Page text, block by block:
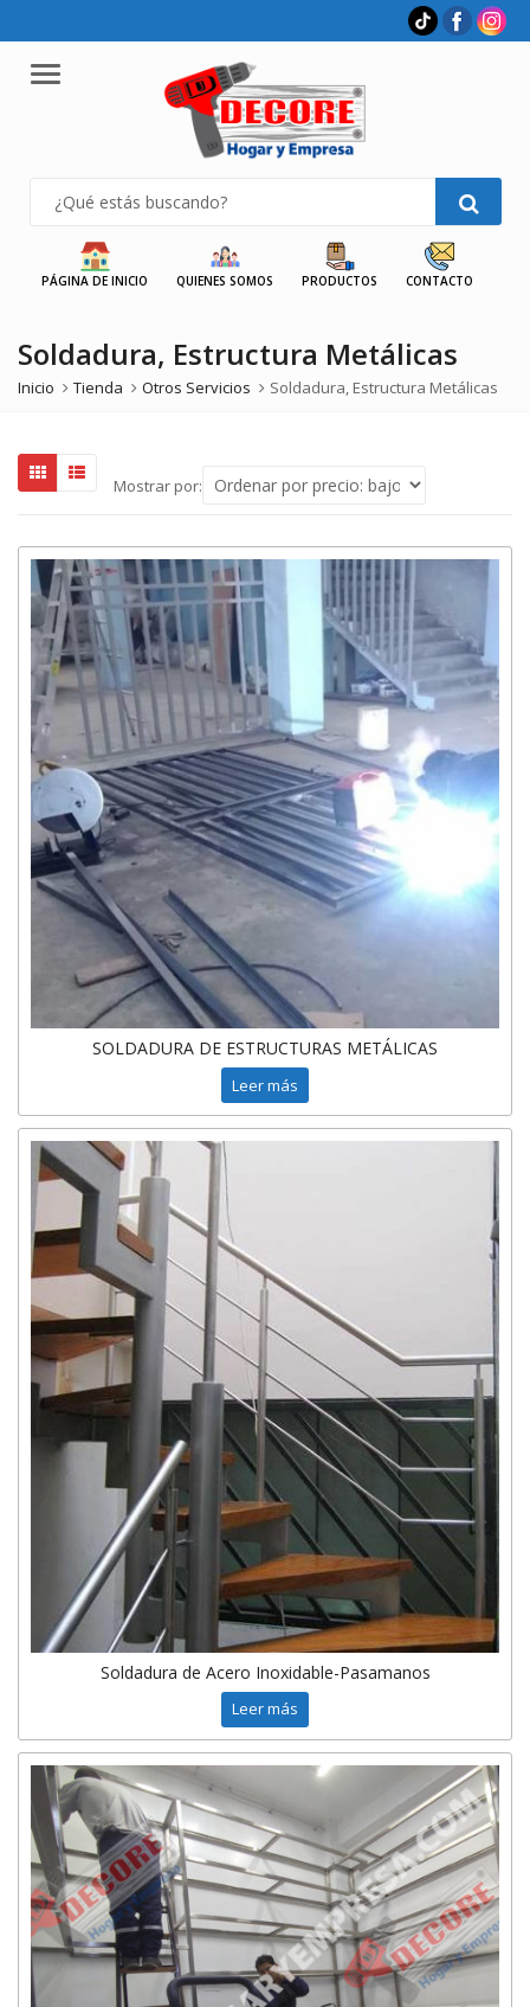
Menu
PÁGINA DE INICIO QUIENES SOMOS PRODUCTOS CONTACTO
Soldadura, Estructura Metálicas
Inicio Tienda Otros Servicios Soldadura, Estructura Metálicas
Mostrar por:
SOLDADURA DE ESTRUCTURAS METÁLICAS
Leer más
Soldadura de Acero Inoxidable-Pasamanos
Leer más